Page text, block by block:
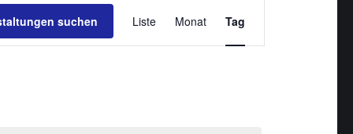
suchen
Ansichten-
Liste Monat Tag